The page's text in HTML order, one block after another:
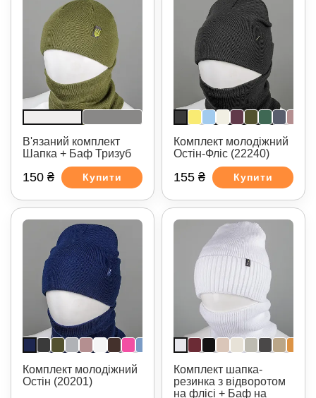
В'язаний комплект
Шапка + Баф Тризуб
150 ₴ Купити
Комплект молодіжний
Остін-Фліс (22240)
155 ₴ Купити
Комплект молодіжний
Остін (20201)
Комплект шапка-
резинка з відворотом
на флісі + Баф на